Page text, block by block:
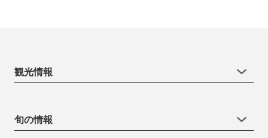
観光情報
旬の情報